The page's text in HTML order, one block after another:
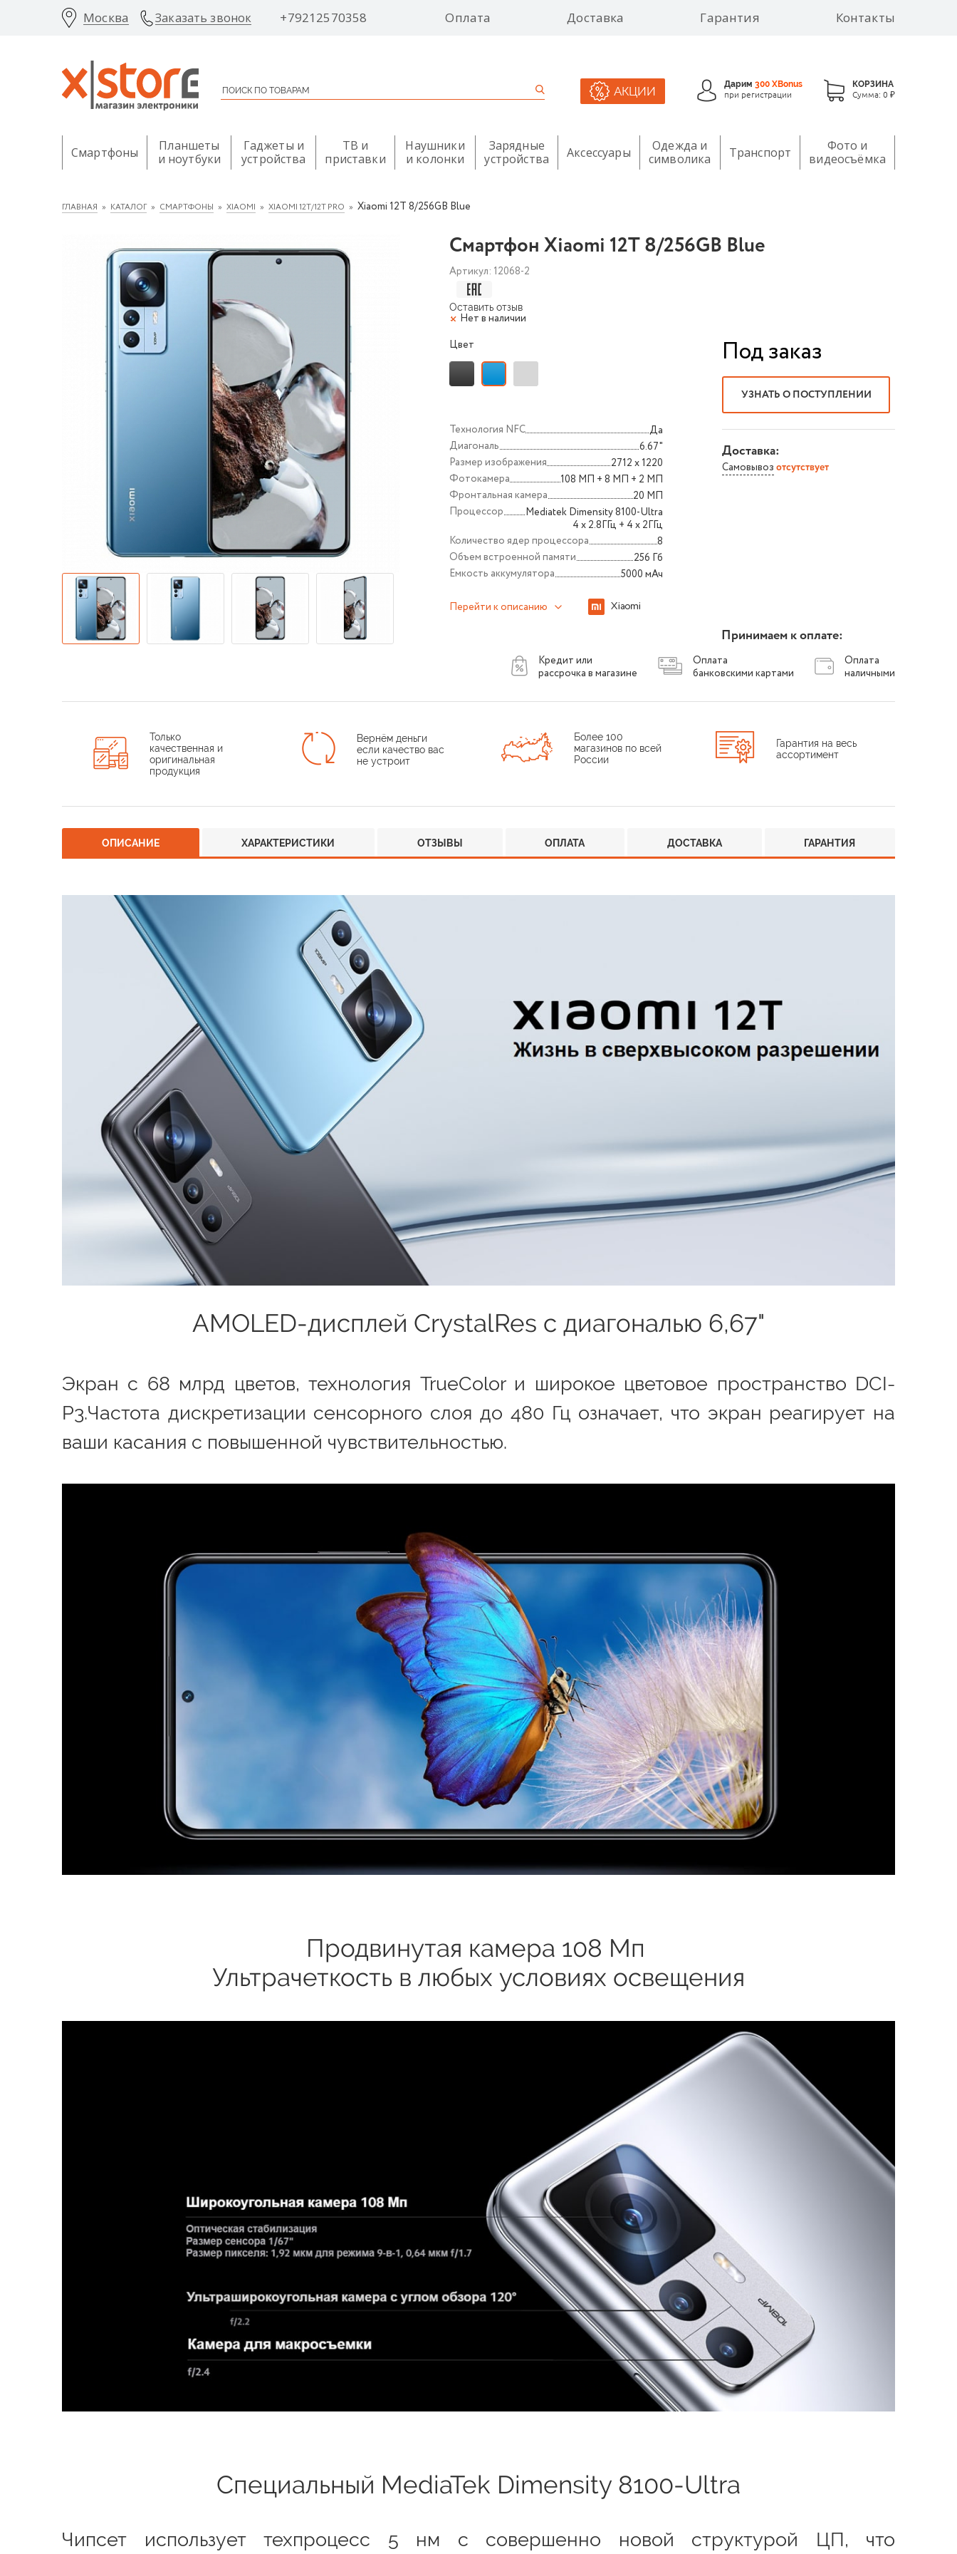
Москва Заказать звонок +79212570358 Оплата Доставка Гарантия Контакты
АКЦИИ
Дарим 300 XBonus
при регистрации
КОРЗИНА
Сумма: 0 ₽
Смартфоны
Планшеты
и ноутбуки
Гаджеты и
устройства
ТВ и
приставки
Наушники
и колонки
Зарядные
устройства
Аксессуары
Одежда и
символика
Транспорт
Фото и
видеосъёмка
ГЛАВНАЯ КАТАЛОГ СМАРТФОНЫ XIAOMI XIAOMI 12T/12T PRO Xiaomi 12T 8/256GB Blue
Смартфон Xiaomi 12T 8/256GB Blue
Артикул: 12068-2
Оставить отзыв
Нет в наличии
Цвет
Технология NFС
Да
Диагональ
6.67"
Размер изображения
2712 x 1220
Фотокамера
108 МП + 8 МП + 2 МП
Фронтальная камера
20 МП
Процессор
Mediatek Dimensity 8100-Ultra
4 x 2.8ГГц + 4 x 2ГГц
Количество ядер процессора
8
Объем встроенной памяти
256 Гб
Емкость аккумулятора
5000 мАч
Перейти к описанию
Под заказ
УЗНАТЬ О ПОСТУПЛЕНИИ
Доставка:
Самовывоз отсутствует
Принимаем к оплате:
Оплата
наличными
Оплата
банковскими картами
Кредит или
рассрочка в магазине
Только
качественная и
оригинальная
продукция
Вернём деньги
если качество вас
не устроит
Более 100
магазинов по всей
России
Гарантия на весь
ассортимент
ОПИСАНИЕ ХАРАКТЕРИСТИКИ ОТЗЫВЫ ОПЛАТА ДОСТАВКА ГАРАНТИЯ
AMOLED-дисплей CrystalRes с диагональю 6,67"
Экран с 68 млрд цветов, технология TrueColor и широкое цветовое пространство DCI-
P3.Частота дискретизации сенсорного слоя до 480 Гц означает, что экран реагирует на
ваши касания с повышенной чувствительностью.
Продвинутая камера 108 Мп
Ультрачеткость в любых условиях освещения
Специальный MediaTek Dimensity 8100-Ultra
Чипсет использует техпроцесс 5 нм с совершенно новой структурой ЦП, что